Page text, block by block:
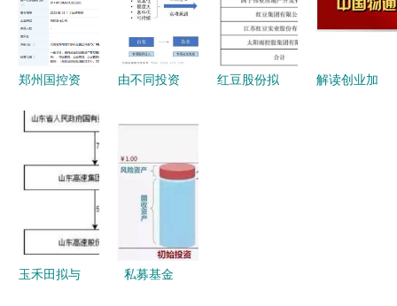
的资本新棋
局
解析
自有资金投
理新路径
郑州国控资
有限公司正
册资本1亿
有资金投资
新里程
由不同投资
产管理行业
发展趋势
红豆股份拟
解读创业加
玉禾田拟与
私募基金